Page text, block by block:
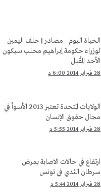
الحياة اليوم - مصادر | حلف اليمين
لوزراء حكومة إبراهيم محلب سيكون
الأحد المُقبل
28 فبراير 2014 6:00 م
الولايات المتحدة تعتبر 2013 الأسوأ في
مجال حقوق الإنسان
28 فبراير 2014 5:55 م
ارتفاع في حالات الاصابة بمرض
سرطان الثدي في تونس
28 فبراير 2014 5:44 م